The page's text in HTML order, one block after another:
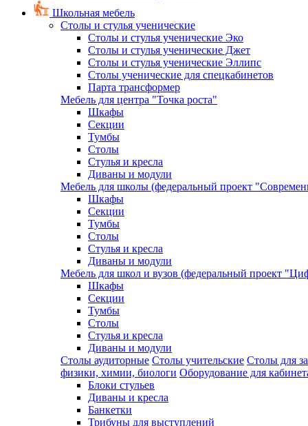
Школьная мебель
Столы и стулья ученические
Столы и стулья ученические Эко
Столы и стулья ученические Джет
Столы и стулья ученические Эллипс
Столы ученические для спецкабинетов
Парта трансформер
Мебель для центра "Точка роста"
Шкафы
Секции
Тумбы
Столы
Стулья и кресла
Диваны и модули
Мебель для школы (федеральный проект
Шкафы
Секции
Тумбы
Столы
Стулья и кресла
Диваны и модули
Мебель для школ и вузов (федеральный проект
Шкафы
Секции
Тумбы
Столы
Стулья и кресла
Диваны и модули
Столы аудиторные Столы учительские Столы для
физики, химии, биологи Оборудование для
Блоки стульев
Диваны и кресла
Банкетки
Трибуны для выступлений